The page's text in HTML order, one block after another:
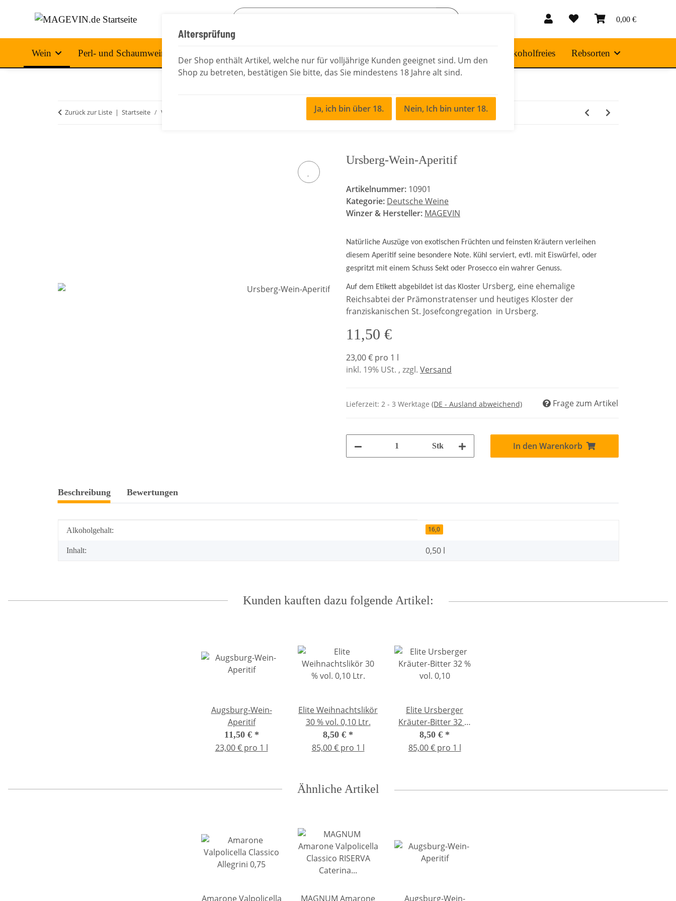
0,00 €
Wein Perl- und Schaumwein Alkoholfreies Rebsorten
Zurück zur Liste Startseite Wein Ursberg-Wein-Aperitif
Ursberg-Wein-Aperitif
Artikelnummer: 10901
Kategorie: Deutsche Weine
Winzer & Hersteller: MAGEVIN
Natürliche Auszüge von exotischen Früchten und feinsten Kräutern verleihen
diesem Aperitif seine besondere Note. Kühl serviert, evtl. mit Eiswürfel, oder
gespritzt mit einem Schuss Sekt oder Prosecco ein wahrer Genuss.
Auf dem Etikett abgebildet ist das Kloster Ursberg, eine ehemalige
Reichsabtei der Prämonstratenser und heutiges Kloster der
franziskanischen St. Josefcongregation in Ursberg.
11,50 €
23,00 € pro 1 l
inkl. 19% USt. , zzgl. Versand
Lieferzeit: 2 - 3 Werktage (DE - Ausland abweichend) Frage zum Artikel
Stk In den Warenkorb
weitere Registerkarten anzeigen
Beschreibung Bewertungen
Produkteigenschaft
Wert
Alkoholgehalt: 16,0
Inhalt: 0,50 l
Kunden kauften dazu folgende Artikel:
Augsburg-Wein-
Aperitif
11,50 € *
23,00 € pro 1 l
Elite Weihnachtslikör
30 % vol. 0,10 Ltr.
8,50 € *
85,00 € pro 1 l
Elite Ursberger
Kräuter-Bitter 32 %
vol. 0,10
8,50 € *
85,00 € pro 1 l
Ähnliche Artikel
Amarone Valpolicella
MAGNUM Amarone
Augsburg-Wein-
Altersprüfung
Der Shop enthält Artikel, welche nur für volljährige Kunden geeignet sind. Um den
Shop zu betreten, bestätigen Sie bitte, das Sie mindestens 18 Jahre alt sind.
Ja, ich bin über 18. Nein, Ich bin unter 18.